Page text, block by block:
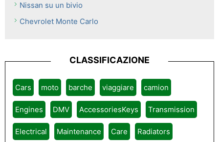
Nissan su un bivio
Chevrolet Monte Carlo
CLASSIFICAZIONE
Cars moto barche viaggiare camion
Engines DMV AccessoriesKeys Transmission
Electrical Maintenance Care Radiators